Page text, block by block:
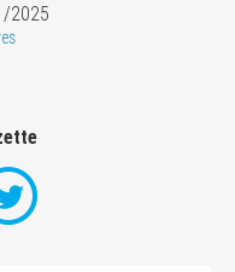
2025